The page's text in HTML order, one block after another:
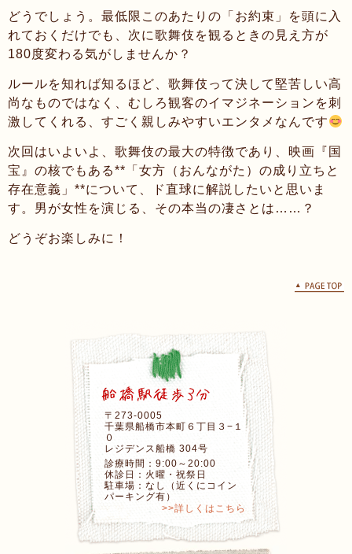
どうでしょう。最低限このあたりの「お約束」を頭に入
れておくだけでも、次に歌舞伎を観るときの見え方が
180度変わる気がしませんか？
ルールを知れば知るほど、歌舞伎って決して堅苦しい高
尚なものではなく、むしろ観客のイマジネーションを刺
激してくれる、すごく親しみやすいエンタメなんです
次回はいよいよ、歌舞伎の最大の特徴であり、映画『国
宝』の核でもある**「女方（おんながた）の成り立ちと
存在意義」**について、ド直球に解説したいと思いま
す。男が女性を演じる、その本当の凄さとは……？
どうぞお楽しみに！
〒273-0005
千葉県船橋市本町６丁目３−１
０
レジデンス船橋 304号
診療時間：9:00～20:00
休診日：火曜・祝祭日
駐車場：なし（近くにコイン
パーキング有）
>>詳しくはこちら